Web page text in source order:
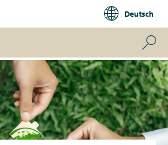
Deutsch